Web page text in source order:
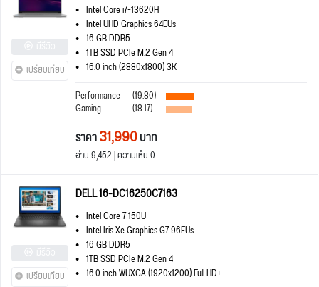
เปรียบเทียบ
Intel Core i7-13620H
Intel UHD Graphics 64EUs
16 GB DDR5
1TB SSD PCIe M.2 Gen 4
16.0 inch (2880x1800) 3K
Performance
(19.80)
Gaming (18.17)
ราคา31,990บาท
อ่าน 9,452 | ความเห็น 0
เปรียบเทียบ
DELL 16-DC16250C7163
Intel Core 7 150U
Intel Iris Xe Graphics G7 96EUs
16 GB DDR5
1TB SSD PCIe M.2 Gen 4
16.0 inch WUXGA (1920x1200) Full HD+